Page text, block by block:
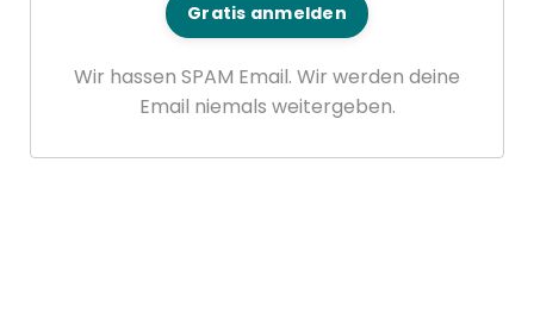
Gratis anmelden
Wir hassen SPAM Email. Wir werden deine
Email niemals weitergeben.